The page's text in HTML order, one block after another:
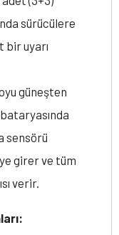
sürücülere
bir uyarı
güneşten
sensörü
girer ve tüm
verir.